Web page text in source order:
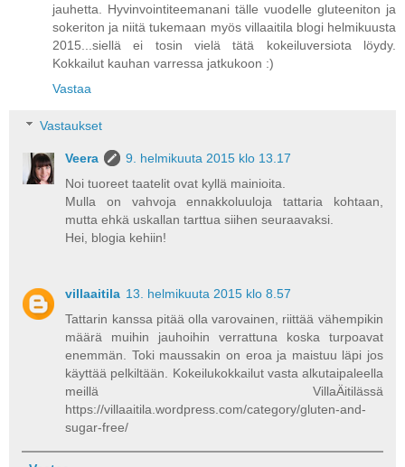
jauhetta. Hyvinvointiteemanani tälle vuodelle gluteeniton ja
sokeriton ja niitä tukemaan myös villaaitila blogi helmikuusta
2015...siellä ei tosin vielä tätä kokeiluversiota löydy.
Kokkailut kauhan varressa jatkukoon :)
Vastaa
Vastaukset
Veera
9. helmikuuta 2015 klo 13.17
Noi tuoreet taatelit ovat kyllä mainioita.
Mulla on vahvoja ennakkoluuloja tattaria kohtaan,
mutta ehkä uskallan tarttua siihen seuraavaksi.
Hei, blogia kehiin!
villaaitila 13. helmikuuta 2015 klo 8.57
Tattarin kanssa pitää olla varovainen, riittää vähempikin
määrä muihin jauhoihin verrattuna koska turpoavat
enemmän. Toki maussakin on eroa ja maistuu läpi jos
käyttää pelkiltään. Kokeilukokkailut vasta alkutaipaleella
meillä VillaÄitilässä
https://villaaitila.wordpress.com/category/gluten-and-
sugar-free/